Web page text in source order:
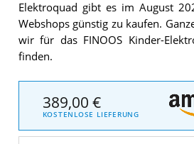
Elektroquad gibt es im August
Webshops günstig zu kaufen.
wir für das FINOOS Kinder-
finden.
389,00 €
KOSTENLOSE LIEFERUNG